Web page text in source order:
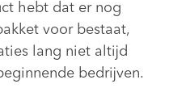
hebt dat er nog
voor bestaat,
lang niet altijd
bedrijven.